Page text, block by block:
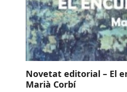
Novetat editorial – El
Marià Corbí